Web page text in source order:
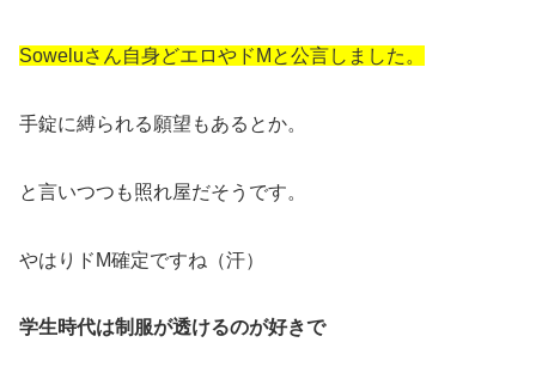
Soweluさん自身どエロやドMと公言しました。
手錠に縛られる願望もあるとか。
と言いつつも照れ屋だそうです。
やはりドM確定ですね（汗）
学生時代は制服が透けるのが好きで